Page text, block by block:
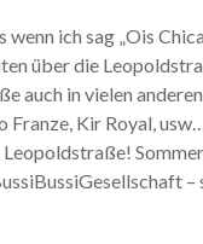
ich sag „Ois
über die
auch in vielen
Kir Royal,
–